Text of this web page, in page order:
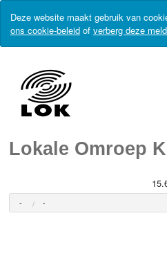
Deze website maakt gebruik van
ons cookie-beleid of verberg deze
Lokale Omroep
- -